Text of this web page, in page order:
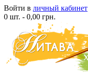
Войти в личный кабинет
0 шт. - 0,00 грн.